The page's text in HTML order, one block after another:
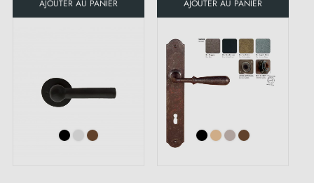
AJOUTER AU PANIER AJOUTER AU PANIER